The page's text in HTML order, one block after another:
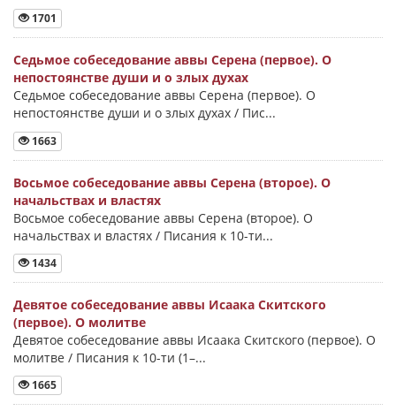
1701
Седьмое собеседование аввы Серена (первое). О
непостоянстве души и о злых духах
Седьмое собеседование аввы Серена (первое). О
непостоянстве души и о злых духах / Пис...
1663
Восьмое собеседование аввы Серена (второе). О
начальствах и властях
Восьмое собеседование аввы Серена (второе). О
начальствах и властях / Писания к 10-ти...
1434
Девятое собеседование аввы Исаака Скитского
(первое). О молитве
Девятое собеседование аввы Исаака Скитского (первое). О
молитве / Писания к 10-ти (1–...
1665